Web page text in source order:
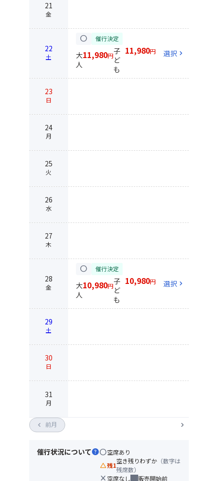
21
金
22
土
circle 催行決定
大
人
11,980円子
ど
も
11,980円 選択 chevron_right
23
日
24
月
25
火
26
水
27
木
28
金
circle 催行決定
大
人
10,980円子
ど
も
10,980円 選択 chevron_right
29
土
30
日
31
月
chevron_left 前月 chevron_right
催行状況についてhelpcircle空席あり
change_history残1
空き残りわずか （数字は
残席数）
close 空席なし 販売開始前